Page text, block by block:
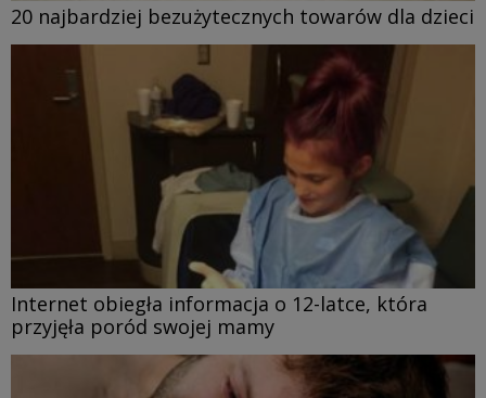
20 najbardziej bezużytecznych towarów dla dzieci
Internet obiegła informacja o 12-latce, która
przyjęła poród swojej mamy